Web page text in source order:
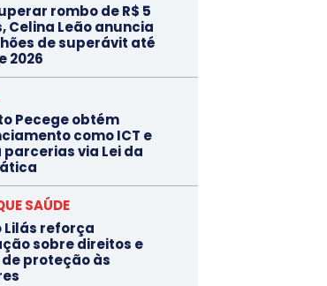
rombo de R$ 5
Celina Leão anuncia
de superávit até
2026
Pecege obtém
como ICT e
via Lei da
SAÚDE
Lilás reforça
sobre direitos e
proteção às